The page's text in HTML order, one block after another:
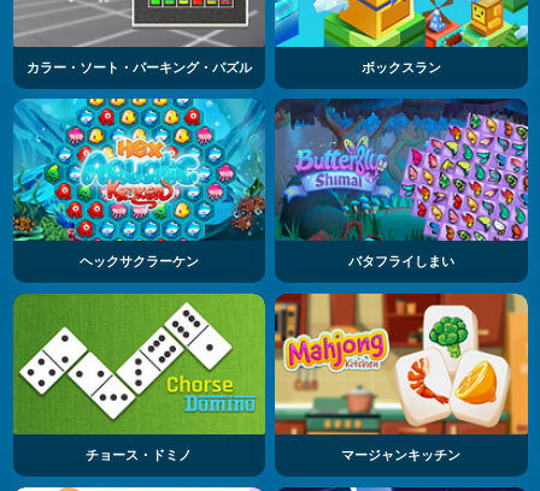
カラー・ソート・パーキング・パズル ボックスラン
ヘックサクラーケン バタフライしまい
チョース・ドミノ マージャンキッチン